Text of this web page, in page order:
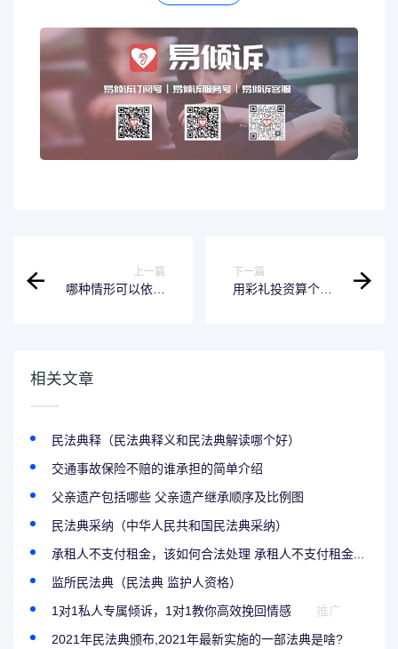
上一篇
哪种情形可以依法
下一篇
用彩礼投资算个人
相关文章
民法典释（民法典释义和民法典解读哪个好）
交通事故保险不赔的谁承担的简单介绍
父亲遗产包括哪些 父亲遗产继承顺序及比例图
民法典采纳（中华人民共和国民法典采纳）
承租人不支付租金，该如何合法处理 承租人不支付租金...
监所民法典（民法典 监护人资格）
1对1私人专属倾诉，1对1教你高效挽回情感
推广
2021年民法典颁布,2021年最新实施的一部法典是啥?